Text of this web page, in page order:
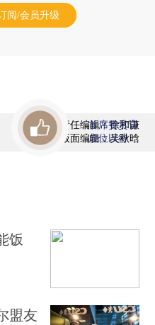
阅/会员升级
责任编辑：徐和谦
版面编辑：吴秋晗
首席赞赏官
虚位以待
饭
盟友